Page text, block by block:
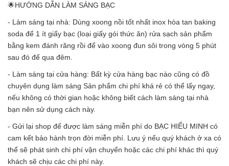
🌟HƯỚNG DẪN LÀM SÁNG BẠC
- Làm sáng tại nhà: Dùng xoong nồi tốt nhất inox hòa tan baking
soda để 1 ít giấy bạc (loại giấy gói thức ăn) rửa sạch sản phẩm
bằng kem đánh răng rồi để vào xoong đun sôi trong vòng 5 phút
sau đó để qua đêm.
- Làm sáng tại cửa hàng: Bất kỳ cửa hàng bạc nào cũng có đồ
chuyên dụng làm sáng Sản phẩm chi phí khá rẻ có thể lấy ngay,
nếu không có thời gian hoặc không biết cách làm sáng tại nhà
bạn nên sử dụng cách này.
- Gửi lại shop để được làm sáng miễn phí do BẠC HIỂU MINH có
cam kết bảo hành trọn đời miễn phí. Lưu ý nếu quý khách ở xa có
thể sẽ phát sinh chi phí vận chuyển hoặc các chi phí khác thì quý
khách sẽ chịu các chi phí này.